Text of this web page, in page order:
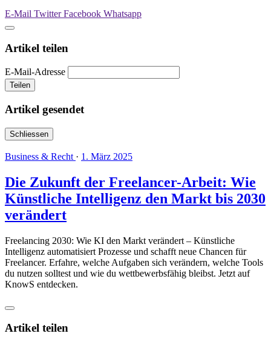
E-Mail TwitterFacebook Whatsapp
Artikel teilen
E-Mail-Adresse
Teilen
Artikel gesendet
Schliessen
Business & Recht · 1. März 2025
Die Zukunft der Freelancer-Arbeit: Wie
Künstliche Intelligenz den Markt bis 2030
verändert
Freelancing 2030: Wie KI den Markt verändert – Künstliche
Intelligenz automatisiert Prozesse und schafft neue Chancen für
Freelancer. Erfahre, welche Aufgaben sich verändern, welche Tools
du nutzen solltest und wie du wettbewerbsfähig bleibst. Jetzt auf
KnowS entdecken.
Artikel teilen